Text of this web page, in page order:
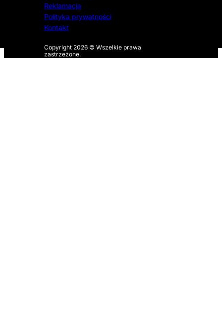
Reklamacja
Polityka prywatności
Kontakt
Copyright 2026 © Wszelkie prawa
zastrzeżone.